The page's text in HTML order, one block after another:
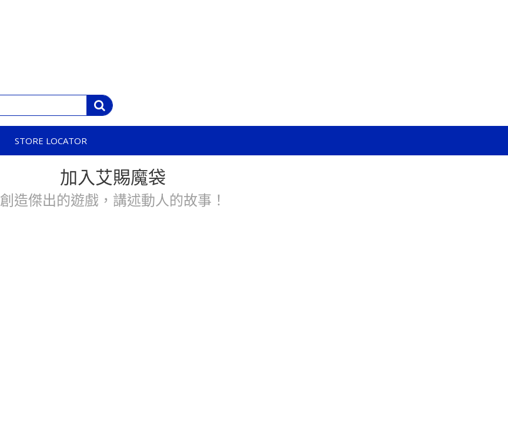
STORE LOCATOR
加入艾賜魔袋
創造傑出的遊戲，講述動人的故事！